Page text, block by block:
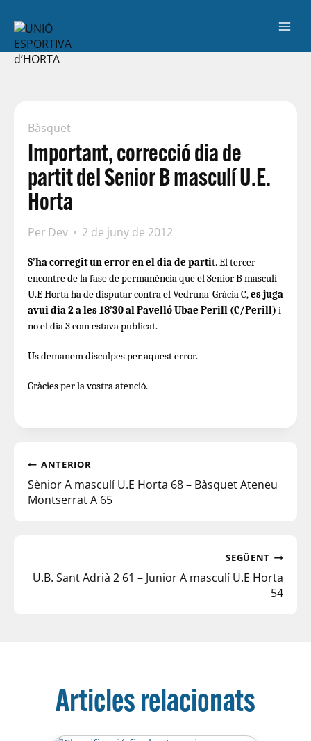
Bàsquet
Important, correcció dia de
partit del Senior B masculí U.E.
Horta
Per Dev 2 de juny de 2012
S’ha corregit un error en el dia de partit. El tercer
encontre de la fase de permanència que el Senior B masculí
U.E Horta ha de disputar contra el Vedruna-Gràcia C,es juga
avui dia 2 a les 18’30 al Pavelló Ubae Perill (C/Perill) i
no el dia 3 com estava publicat.
Us demanem disculpes per aquest error.
Gràcies per la vostra atenció.
ANTERIOR
Sènior A masculí U.E Horta 68 – Bàsquet Ateneu
Montserrat A 65
SEGÜENT
U.B. Sant Adrià 2 61 – Junior A masculí U.E Horta
54
Articles relacionats